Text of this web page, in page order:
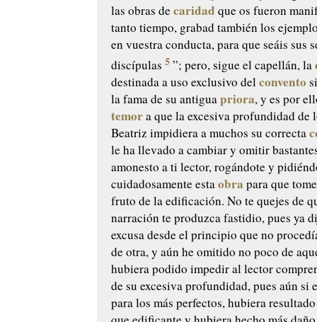
las obras decaridad que os fueron
tanto tiempo, grabad también los
en vuestra conducta, para que seáis sus
discípulas5”; pero, sigue el capellán, la
destinada a uso exclusivo delconvento
la fama de su antiguapriora, y es por
temora que la excesiva profundidad de
Beatriz impidiera a muchos su correcta
le ha llevado a cambiar y omitir
amonesto a ti lector, rogándote y
cuidadosamente estaobra para que
fruto de la edificación. No te quejes de
narración te produzca fastidio, pues ya
excusa desde el principio que no
de otra, y aún he omitido no poco de
hubiera podido impedir al lector
de su excesiva profundidad, pues aún si
para los más perfectos, hubiera